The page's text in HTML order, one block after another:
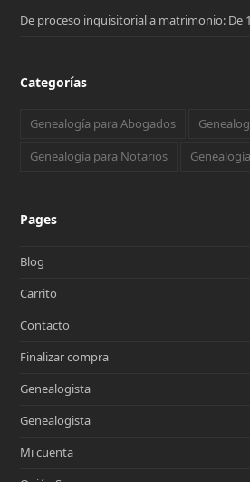
De proceso inquisitorial a matrimonio: De
Categorías
Genealogía para Abogados
Genealogía para Notarios
Pages
Blog
Carrito
Contacto
Finalizar compra
Genealogista
Genealogista
Mi cuenta